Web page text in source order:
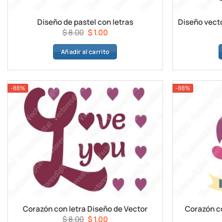
Diseño de pastel con letras
$8.00 El
precio
original
$ 8.00.
$1.00El
precio
actual
$ 1.00.
Añadir al carrito
-88%
Corazón con letra Diseño de Vector
$8.00 El
$1.00El
-88%
Corazón